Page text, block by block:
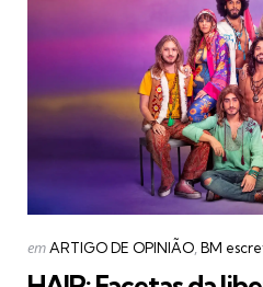
Categorias
Postado
emARTIGO DE OPINIÃO BM